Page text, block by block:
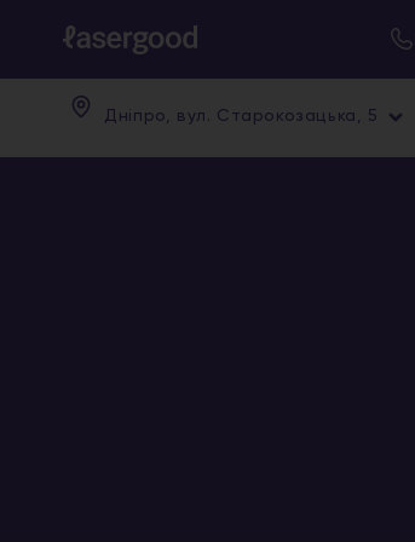
Дніпро, вул. Старокозацька, 5